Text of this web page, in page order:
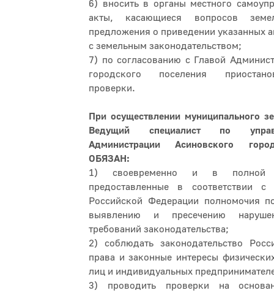
6) вносить в органы местного
акты, касающиеся вопросов
предложения о приведении указанных
с земельным законодательством;
7) по согласованию с Главой
городского поселения
проверки.
При осуществлении муниципального
Ведущий специалист по
Администрации Асиновского
ОБЯЗАН:
1) своевременно и в полной
предоставленные в соответствии с
Российской Федерации полномочия
выявлению и пресечению
требований законодательства;
2) соблюдать законодательство
права и законные интересы
лиц и индивидуальных
3) проводить проверки на